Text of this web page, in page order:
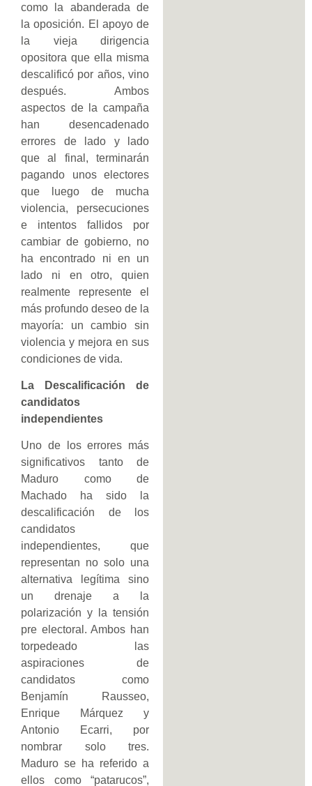
como la abanderada de
la oposición. El apoyo de
la vieja dirigencia
opositora que ella misma
descalificó por años, vino
después. Ambos
aspectos de la campaña
han desencadenado
errores de lado y lado
que al final, terminarán
pagando unos electores
que luego de mucha
violencia, persecuciones
e intentos fallidos por
cambiar de gobierno, no
ha encontrado ni en un
lado ni en otro, quien
realmente represente el
más profundo deseo de la
mayoría: un cambio sin
violencia y mejora en sus
condiciones de vida.
La Descalificación de
candidatos
independientes
Uno de los errores más
significativos tanto de
Maduro como de
Machado ha sido la
descalificación de los
candidatos
independientes, que
representan no solo una
alternativa legítima sino
un drenaje a la
polarización y la tensión
pre electoral. Ambos han
torpedeado las
aspiraciones de
candidatos como
Benjamín Rausseo,
Enrique Márquez y
Antonio Ecarri, por
nombrar solo tres.
Maduro se ha referido a
ellos como “patarucos”,